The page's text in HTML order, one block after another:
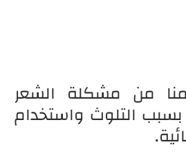
من مشكلة الشعر
التلوث واستخدام